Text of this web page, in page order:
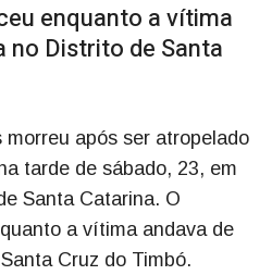
enquanto a vítima
no Distrito de Santa
morreu após ser atropelado
tarde de sábado, 23, em
Santa Catarina. O
a vítima andava de
Cruz do Timbó.